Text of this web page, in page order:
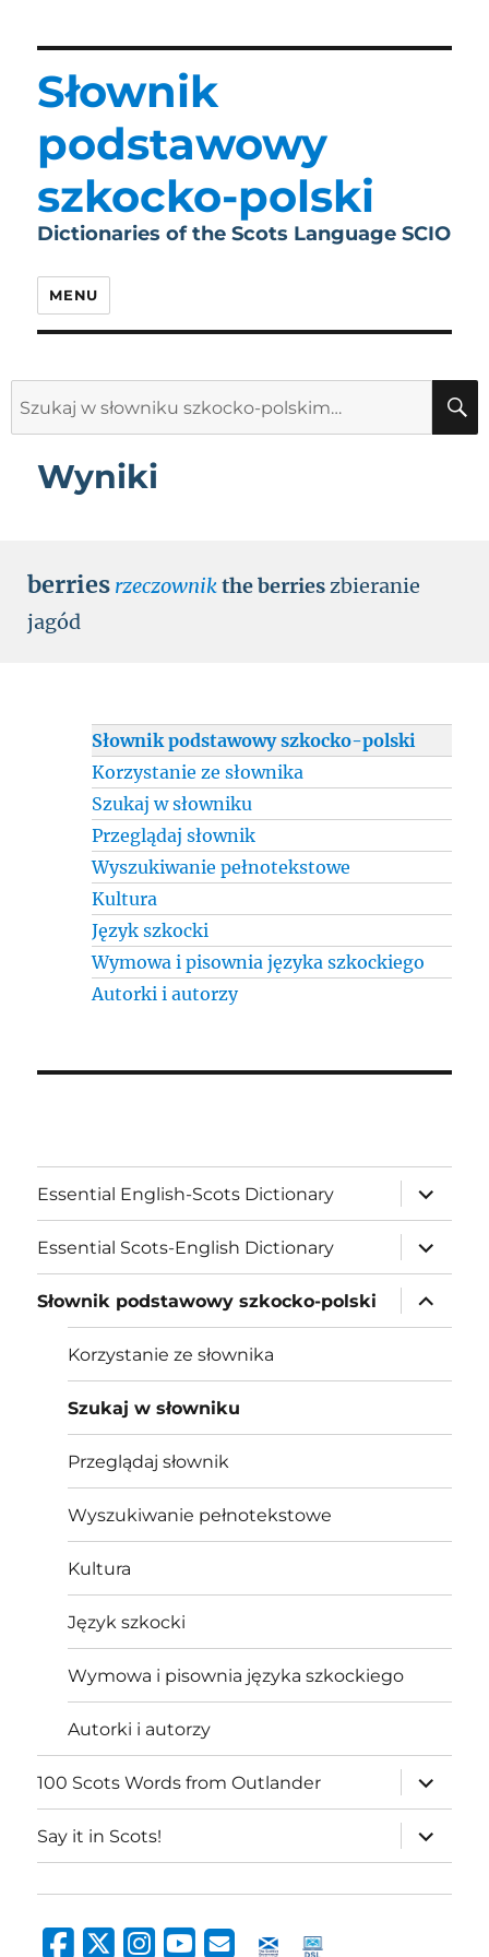
Słownik
podstawowy
szkocko-polski
Dictionaries of the Scots Language SCIO
MENU
Wyniki
berries rzeczownikthe berrieszbieranie
jagód
Słownik podstawowy szkocko-polski
Korzystanie ze słownika
Szukaj w słowniku
Przeglądaj słownik
Wyszukiwanie pełnotekstowe
Kultura
Język szkocki
Wymowa i pisownia języka szkockiego
Autorki i autorzy
Essential English-Scots Dictionary
expand
child
menu
Essential Scots-English Dictionary
expand
child
menu
Słownik podstawowy szkocko-polski
expand
child
menu
Korzystanie ze słownika
Szukaj w słowniku
Przeglądaj słownik
Wyszukiwanie pełnotekstowe
Kultura
Język szkocki
Wymowa i pisownia języka szkockiego
Autorki i autorzy
100 Scots Words from Outlander
expand
child
menu
Say it in Scots!
expand
child
menu